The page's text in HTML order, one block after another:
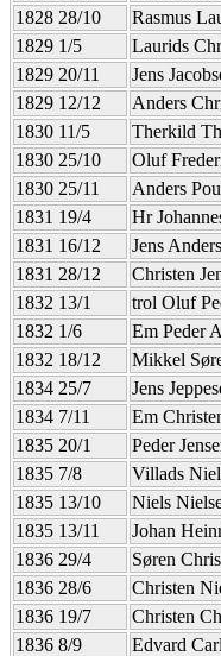
1828 28/10
Rasmus
1829 1/5
Laurids
1829 20/11
Jens
1829 12/12
Anders
1830 11/5
Therkild
1830 25/10
Oluf
1830 25/11
Anders
1831 19/4
Hr
1831 16/12
Jens
1831 28/12
Christen
1832 13/1
trol Oluf
1832 1/6
Em Peder
1832 18/12
Mikkel
1834 25/7
Jens
1834 7/11
Em
1835 20/1
Peder
1835 7/8
Villads
1835 13/10
Niels
1835 13/11
Johan
1836 29/4
Søren
1836 28/6
Christen
1836 19/7
Christen
1836 8/9
Edvard